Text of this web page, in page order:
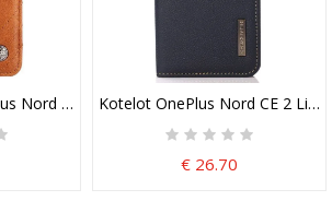
Nord CE 2 Lite 5G Kotelot Flip
Kotelot OnePlus Nord CE 2 Lite
€ 26.70